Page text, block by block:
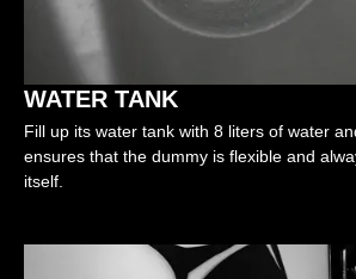
WATER TANK
Fill up its water tank with 8 liters of water
ensures that the dummy is flexible and
itself.